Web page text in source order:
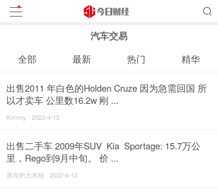
汽车交易
全部 最新 热门 精华
出售2011 年白色的Holden Cruze 因为急需回国 所
以才卖车 公里数16.2w 刚 ...
Kimmy 2022-4-13
出售二手车 2009年SUV Kia Sportage: 15.7万公
里，Rego到9月中旬。 价 ...
善良的大灰狼 2022-4-13